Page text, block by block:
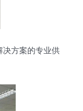
决方案的专业供